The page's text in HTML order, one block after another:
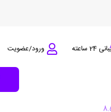
ساعته ورود/عضویت